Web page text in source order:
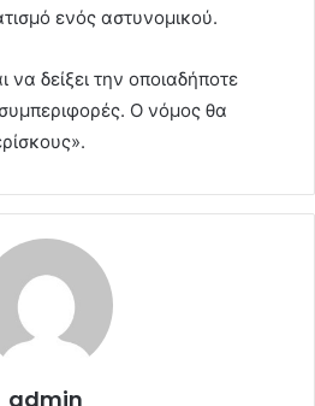
ενός αστυνομικού.
να δείξει την οποιαδήποτε
Ο νόμος θα
admin